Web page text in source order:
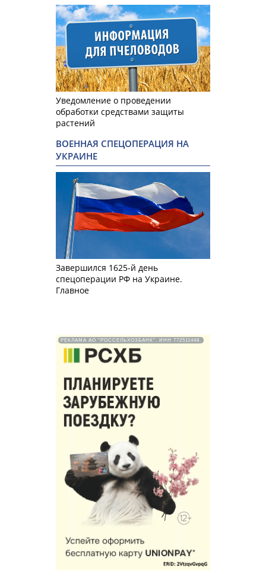
Уведомление о проведении
обработки средствами защиты
растений
ВОЕННАЯ СПЕЦОПЕРАЦИЯ НА
УКРАИНЕ
Завершился 1625-й день
спецоперации РФ на Украине.
Главное
РЕКЛАМА АО "РОССЕЛЬХОЗБАНК". ИНН 772511448.